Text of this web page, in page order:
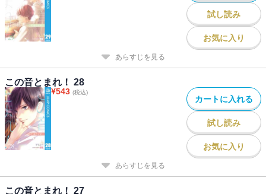
試し読み
お気に入り
あらすじを見る
この音とまれ！ 28
¥543 (税込)
カートに入れる
試し読み
お気に入り
あらすじを見る
この音とまれ！ 27